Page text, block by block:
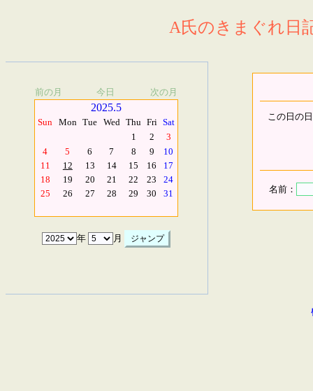
A氏のきまぐれ日
前の月 今日 次の月
2025.5
Sun Mon Tue Wed Thu Fri Sat
1
2
3
4
5 6 7 8 9
10
11
12 13 14 15 16
17
18
19 20 21 22 23
24
25
26 27 28 29 30 31
年 月
この日の
名前：